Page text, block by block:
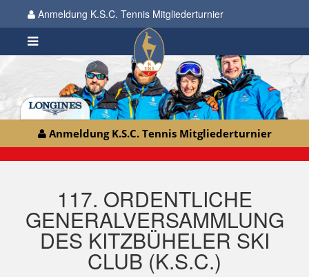
Anmeldung K.S.C. Tennis Mitgliederturnier
Anmeldung K.S.C. Tennis Mitgliederturnier
117. ORDENTLICHE
GENERALVERSAMMLUNG
DES KITZBÜHELER SKI
CLUB (K.S.C.)